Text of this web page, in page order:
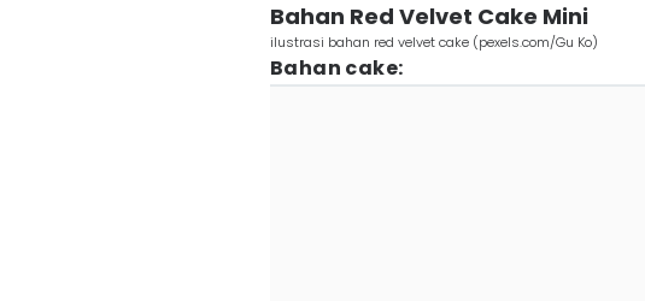
Bahan Red Velvet Cake Mini
ilustrasi bahan red velvet cake (pexels.com/Gu Ko)
Bahan cake: